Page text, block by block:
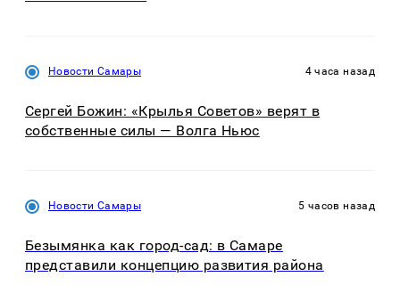
Новости Самары 4 часа назад
Сергей Божин: «Крылья Советов» верят в
собственные силы — Волга Ньюс
Новости Самары 5 часов назад
Безымянка как город-сад: в Самаре
представили концепцию развития района